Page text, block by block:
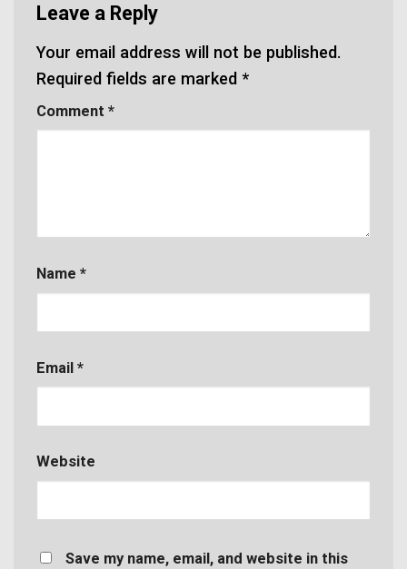
Leave a Reply
Your email address will not be published.
Required fields are marked *
Comment *
Name *
Email *
Website
Save my name, email, and website in this